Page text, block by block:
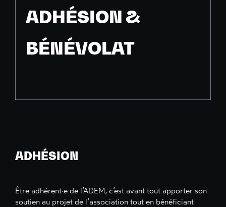
ADHÉSION &
BÉNÉVOLAT
ADHÉSION
Être adhérent·e de l’ADEM, c’est avant tout apporter son
soutien au projet de l’association tout en bénéficiant